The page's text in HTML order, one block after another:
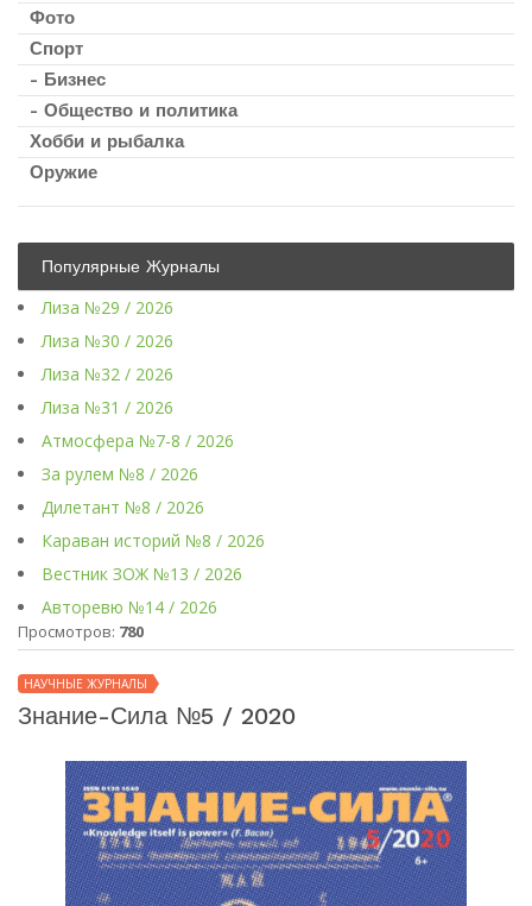
Фото
Спорт
- Бизнес
- Общество и политика
Хобби и рыбалка
Оружие
Популярные Журналы
Лиза №29 / 2026
Лиза №30 / 2026
Лиза №32 / 2026
Лиза №31 / 2026
Атмосфера №7-8 / 2026
За рулем №8 / 2026
Дилетант №8 / 2026
Караван историй №8 / 2026
Вестник ЗОЖ №13 / 2026
Авторевю №14 / 2026
Просмотров: 780
НАУЧНЫЕ ЖУРНАЛЫ
Знание-Сила №5 / 2020